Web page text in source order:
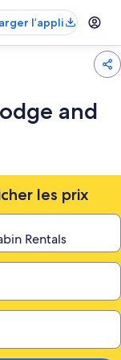
l’appli
and
les prix